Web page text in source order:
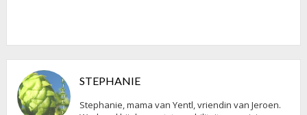
STEPHANIE
Stephanie, mama van Yentl, vriendin van Jeroen.